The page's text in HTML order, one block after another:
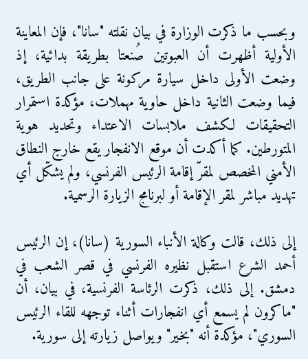
وبحسب ما ذكرت الوزارة في بيان نقلته "سانا"، فإن المعاينة
الأولية أظهرت أن العبوتين صُنعتا بطريقة بدائية، إذ
وضعت الأولى داخل سيارة مركونة على جانب الطريق،
فيما وضعت الثانية داخل حاوية مهملات، مؤكدة استمرار
التحقيقات لكشف ملابسات الاعتداء وتحديد هوية
المتورطين. كما أكدت أن موقع الانفجار يقع خارج النطاق
الأمني المخصص لمقرّ إقامة الرئيس الفرنسي، ولم يشكّل أي
تهديد مباشر لمقر الإقامة أو لبرنامج الزيارة الرسمية.
إلى ذلك، قالت وكالة الأنباء السورية (سانا)، إن الرئيس
أحمد الشرع استقبل نظيره الفرنسي في قصر الشعب في
دمشق. إلى ذلك، ذكرت الرئاسة الفرنسية، في بيان، أن
"ماكرون لم يسمع أي انفجارات أثناء توجهه للقاء الرئيس
السوري"، مؤكدة أنه "بخير" ويواصل زيارته إلى سورية.